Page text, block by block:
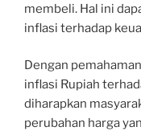
membeli. Hal ini
inflasi terhadap
Dengan
inflasi Rupiah
diharapkan
perubahan harga